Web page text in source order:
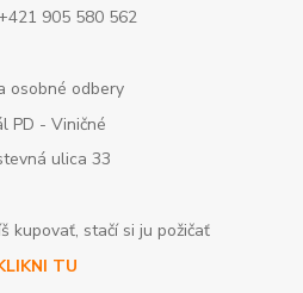
905 580 562
osobné odbery
PD - Viničné
ulica 33
kupovať, stačí si ju požičať
TU